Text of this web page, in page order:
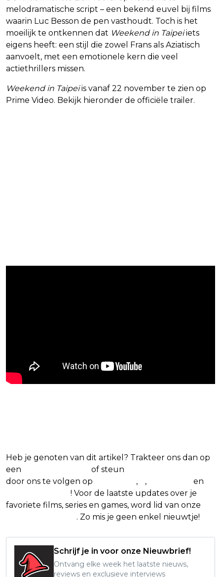
melodramatische script – een bekend euvel bij films
waarin Luc Besson de pen vasthoudt. Toch is het
moeilijk te ontkennen dat Weekend in Taipeiiets
eigens heeft: een stijl die zowel Frans als Aziatisch
aanvoelt, met een emotionele kern die veel
actiethrillers missen.
Weekend in Taipeiis vanaf 22 november te zien op
Prime Video. Bekijk hieronder de officiële trailer.
Heb je genoten van dit artikel? Trakteer ons dan op
een
of steun
door ons te volgen op
, ,
en
! Voor de laatste updates over je
favoriete films, series en games, word lid van onze
. Zo mis je geen enkel nieuwtje!
Schrijf je in voor onze Nieuwbrief!
Ontvang elke week het laatste nieuws,
reviews en exclusieve interviews